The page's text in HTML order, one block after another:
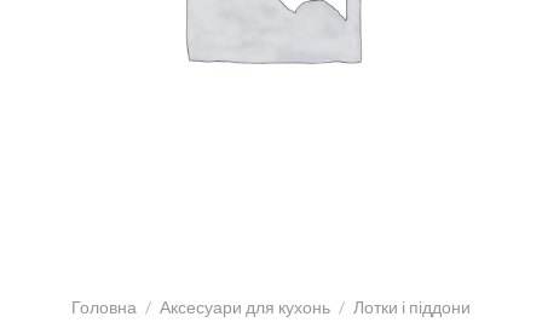
Головна / Аксесуари для кухонь / Лотки і піддони